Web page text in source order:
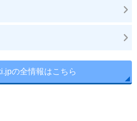
の全情報はこちら